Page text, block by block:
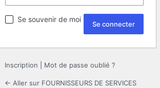
Se souvenir de moi
Inscription Mot de passe oublié ?
← Aller sur FOURNISSEURS DE SERVICES